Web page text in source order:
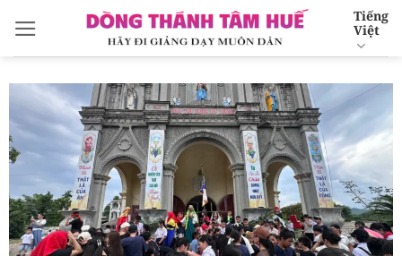
qua
nội
dung
Tiếng
Việt